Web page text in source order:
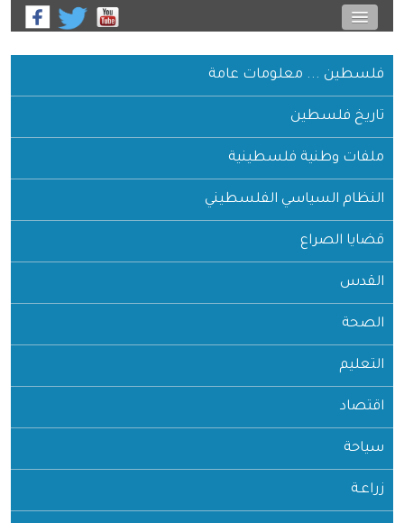
فلسطين ... معلومات عامة
تاريخ فلسطين
ملفات وطنية فلسطينية
النظام السياسي الفلسطيني
قضايا الصراع
القدس
الصحة
التعليم
اقتصاد
سياحة
زراعـة